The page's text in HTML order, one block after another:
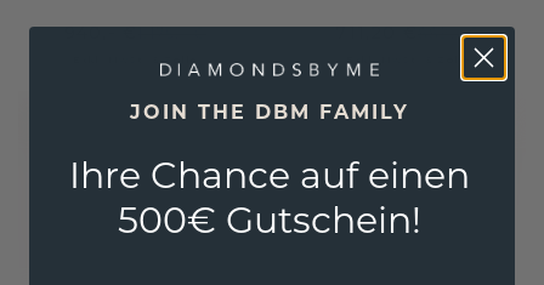
940,- € 711,20 € 889,- €
JOIN THE DBM FAMILY
Ihre Chance auf einen
500€ Gutschein!